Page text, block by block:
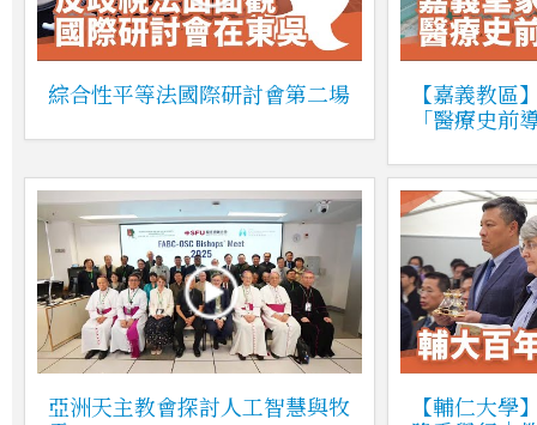
綜合性平等法國際研討會第二場
【嘉義教區
「醫療史前
亞洲天主教會探討人工智慧與牧
【輔仁大學